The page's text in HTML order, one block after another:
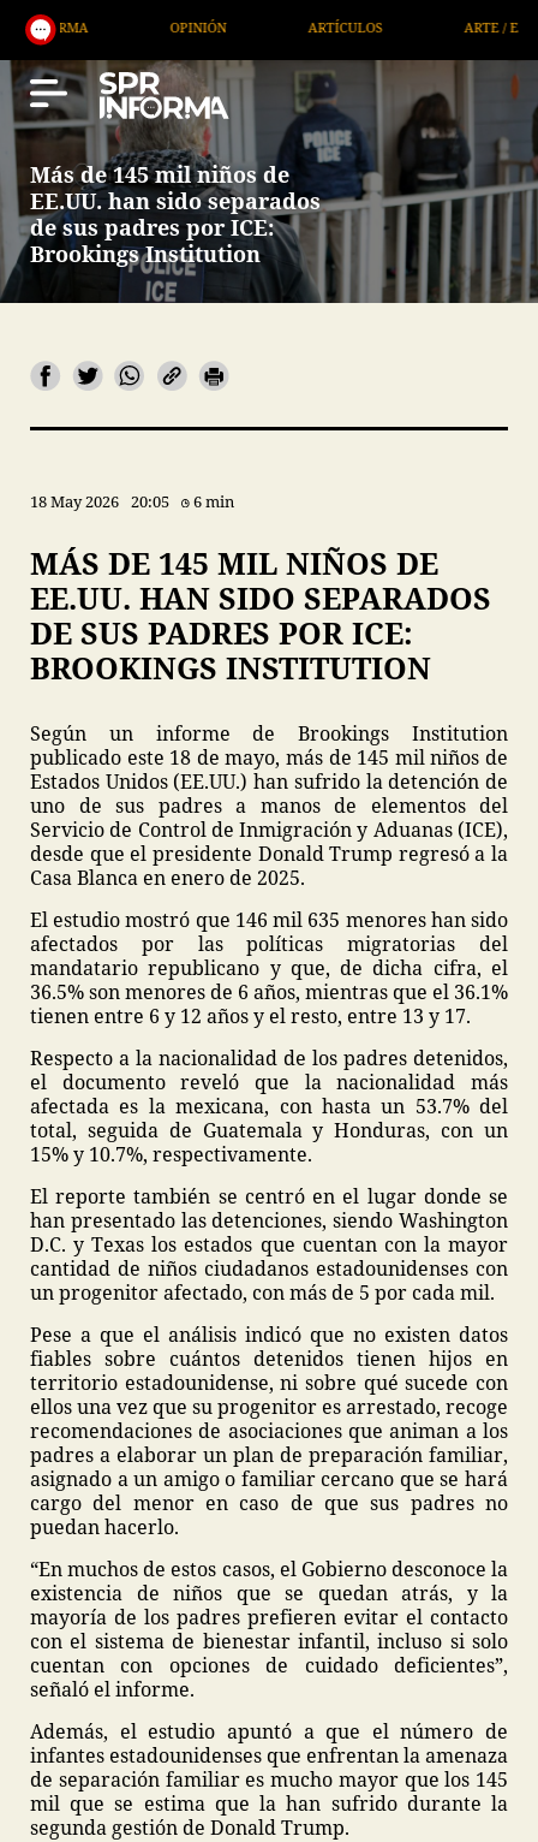
ARTE /
Más de 145 mil niños de
EE.UU. han sido separados
de sus padres por ICE:
Brookings Institution
18 May 2026 20:05 6 min
MÁS DE 145 MIL NIÑOS DE
EE.UU. HAN SIDO SEPARADOS
DE SUS PADRES POR ICE:
BROOKINGS INSTITUTION
Según un informe de Brookings Institution
publicado este 18 de mayo, más de 145 mil niños de
Estados Unidos (EE.UU.) han sufrido la detención de
uno de sus padres a manos de elementos del
Servicio de Control de Inmigración y Aduanas (ICE),
desde que el presidente Donald Trump regresó a la
Casa Blanca en enero de 2025.
El estudio mostró que 146 mil 635 menores han sido
afectados por las políticas migratorias del
mandatario republicano y que, de dicha cifra, el
36.5% son menores de 6 años, mientras que el 36.1%
tienen entre 6 y 12 años y el resto, entre 13 y 17.
Respecto a la nacionalidad de los padres detenidos,
el documento reveló que la nacionalidad más
afectada es la mexicana, con hasta un 53.7% del
total, seguida de Guatemala y Honduras, con un
15% y 10.7%, respectivamente.
El reporte también se centró en el lugar donde se
han presentado las detenciones, siendo Washington
D.C. y Texas los estados que cuentan con la mayor
cantidad de niños ciudadanos estadounidenses con
un progenitor afectado, con más de 5 por cada mil.
Pese a que el análisis indicó que no existen datos
fiables sobre cuántos detenidos tienen hijos en
territorio estadounidense, ni sobre qué sucede con
ellos una vez que su progenitor es arrestado, recoge
recomendaciones de asociaciones que animan a los
padres a elaborar un plan de preparación familiar,
asignado a un amigo o familiar cercano que se hará
cargo del menor en caso de que sus padres no
puedan hacerlo.
“En muchos de estos casos, el Gobierno desconoce la
existencia de niños que se quedan atrás, y la
mayoría de los padres prefieren evitar el contacto
con el sistema de bienestar infantil, incluso si solo
cuentan con opciones de cuidado deficientes”,
señaló el informe.
Además, el estudio apuntó a que el número de
infantes estadounidenses que enfrentan la amenaza
de separación familiar es mucho mayor que los 145
mil que se estima que la han sufrido durante la
segunda gestión de Donald Trump.